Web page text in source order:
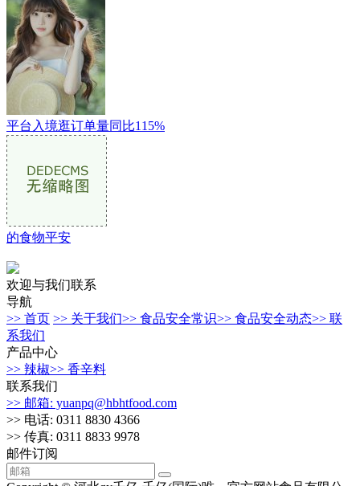
平台入境逛订单量同比115%
的食物平安
欢迎与我们联系
导航
>> 首页 >> 关于我们>> 食品安全常识>> 食品安全动态>> 联
系我们
产品中心
>> 辣椒>> 香辛料
联系我们
>> 邮箱: yuanpq@hbhtfood.com
>> 电话: 0311 8830 4366
>> 传真: 0311 8833 9978
邮件订阅